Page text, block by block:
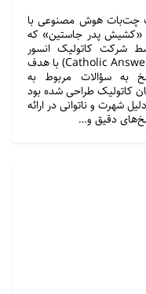
چت‌بات هوش مصنوعی با
«کشیش پدر جاستین» که
شرکت کاتولیک انسور
(Catholic Answers) با هدف
به سؤالات مربوط به
کاتولیک طراحی شده بود
شهرت و ناتوانی در ارائه
دقیق و…